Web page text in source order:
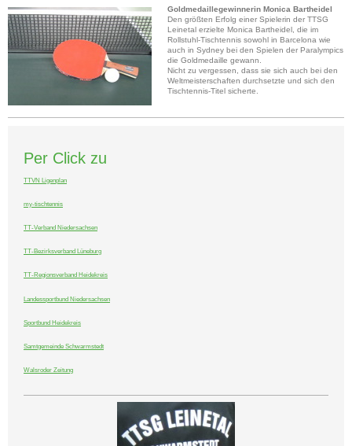
Goldmedaillegewinnerin Monica Bartheidel
Den größten Erfolg einer Spielerin der TTSG
Leinetal erzielte Monica Bartheidel, die im
Rollstuhl-Tischtennis sowohl in Barcelona wie
auch in Sydney bei den Spielen der Paralympics
die Goldmedaille gewann.
Nicht zu vergessen, dass sie sich auch bei den
Weltmeisterschaften durchsetzte und sich den
Tischtennis-Titel sicherte.
Per Click zu
TTVN Ligenplan
my-tischtennis
TT-Verband Niedersachsen
TT-Bezirksverband Lüneburg
TT-Regionsverband Heidekreis
Landessportbund Niedersachsen
Sportbund Heidekreis
Samtgemeinde Schwarmstedt
Walsroder Zeitung